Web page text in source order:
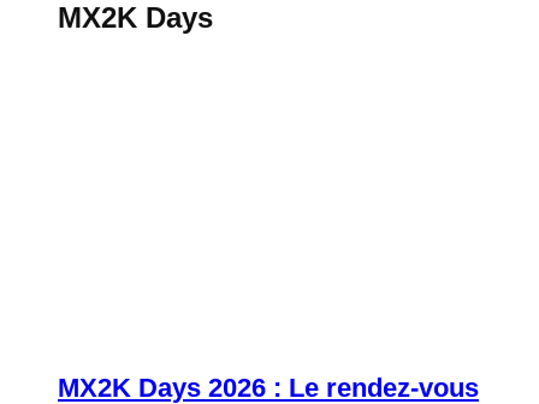
MX2K Days
MX2K Days 2026 : Le rendez-vous